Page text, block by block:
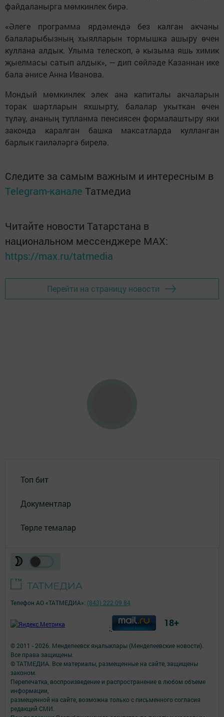
файдаланырга мөмкинлек бирә.
«Әлеге программа ярдәмендә без калган акчаны
балаларыбызның хыялларын тормышка ашыру өчен
куллана алдык. Улыма телескоп, ә кызыма яшь химик
җыелмасы сатып алдык», — дип сөйләде Казаннан ике
бала әнисе Анна Иванова.
Мондый мөмкинлек элек ана капиталы акчаларын
торак шартларын яхшырту, балалар укыткан өчен
түләү, ананың тупланма пенсиясен формалаштыру яки
законда каралган башка максатларда кулланган
барлык гаиләләргә бирелә.
Следите за самым важным и интересным в
Telegram-канале Татмедиа
Читайте новости Татарстана в
национальном мессенджере MАХ:
https://max.ru/tatmedia
Перейти на страницу новости
Топ бит
Документлар
Төрле темалар
© 2011 - 2026. Менделеевск яӊалыклары (Менделеевские новости).
Все права защищены.
© ТАТМЕДИА. Все материалы, размещенные на сайте, защищены
законом.
Перепечатка, воспроизведение и распространение в любом объеме
информации,
размещенной на сайте, возможна только с письменного согласия
редакций СМИ.
Телефон АО «ТАТМЕДИА»: (843) 222 09 84
; 18+